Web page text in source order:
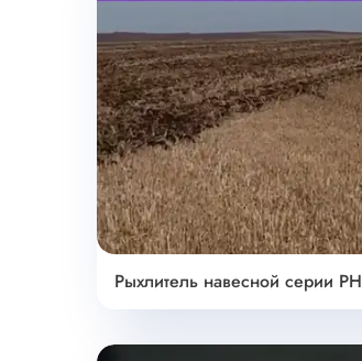
Рыхлитель навесной серии РН